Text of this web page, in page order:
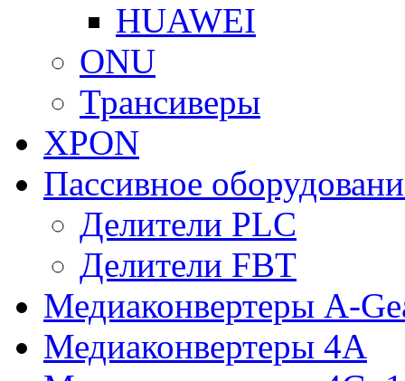
HUAWEI
ONU
Трансиверы
XPON
Пассивное
Делители PLC
Делители FBT
Медиаконвертеры A-
Медиаконвертеры 4A